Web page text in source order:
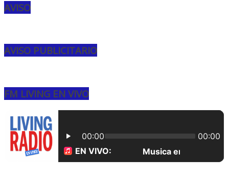
AVISO
AVISO PUBLICITARIO
FM LIVING EN VIVO